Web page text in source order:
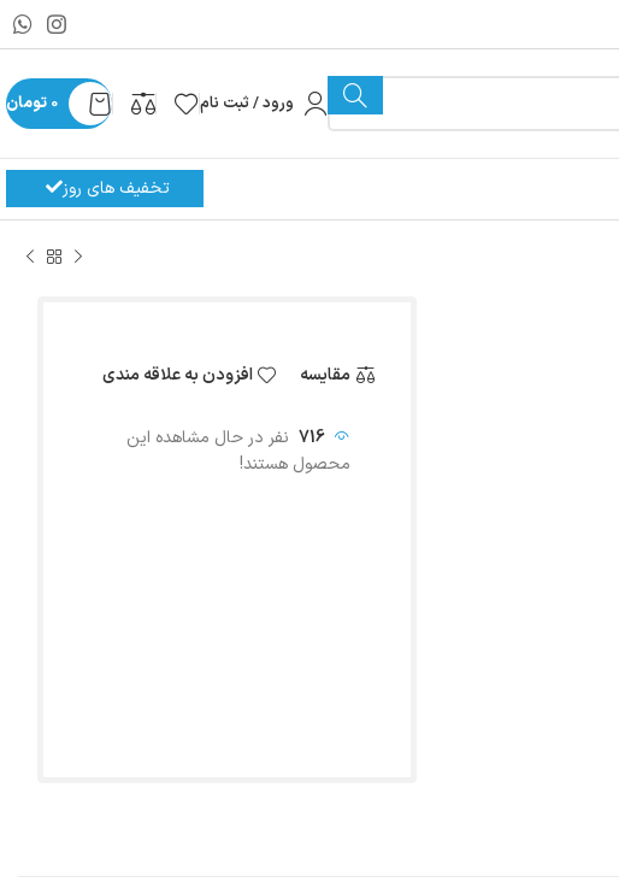
ورود / ثبت نام 0 تومان
تخفیف های روز
مقایسه افزودن به علاقه مندی
716 نفر در حال مشاهده این
محصول هستند!